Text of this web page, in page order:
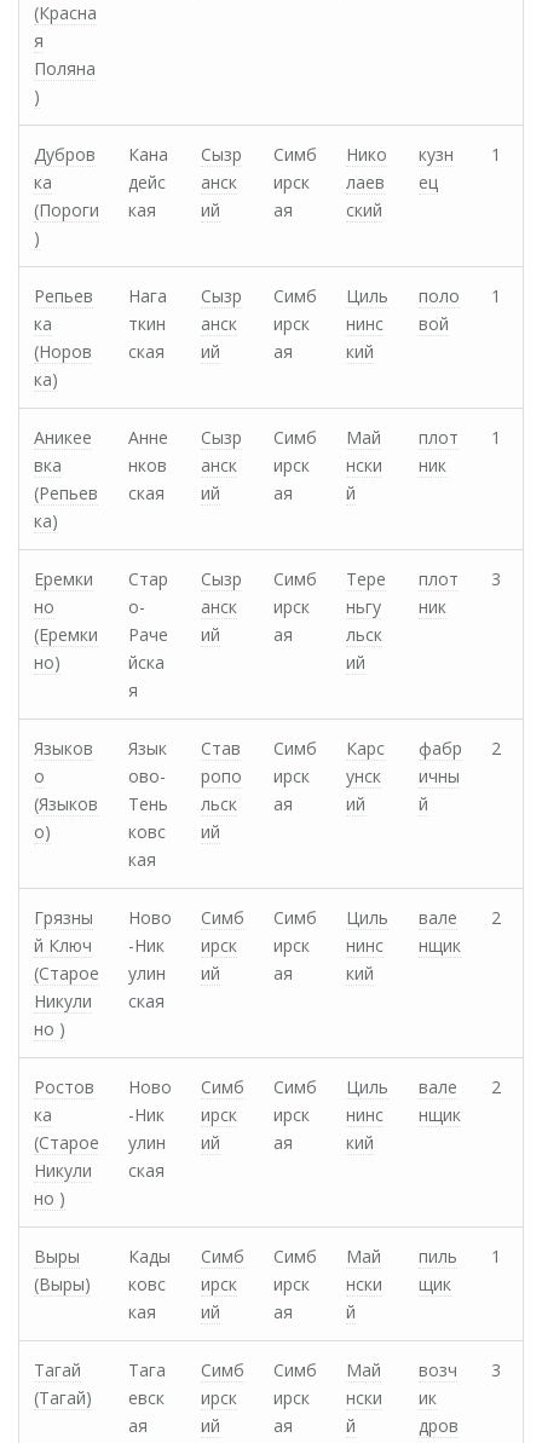
(Красна
я
Поляна
)
Дубров
ка
(Пороги
)
Кана
дейс
кая
Сызр
анск
ий
Симб
ирск
ая
Нико
лаев
ский
кузн
ец
1
Репьев
ка
(Норов
ка)
Нага
ткин
ская
Сызр
анск
ий
Симб
ирск
ая
Циль
нинс
кий
поло
вой
1
Аникее
вка
(Репьев
ка)
Анне
нков
ская
Сызр
анск
ий
Симб
ирск
ая
Май
нски
й
плот
ник
1
Еремки
но
(Еремки
но)
Стар
о-
Раче
йска
я
Сызр
анск
ий
Симб
ирск
ая
Тере
ньгу
льск
ий
плот
ник
3
Языков
о
(Языков
о)
Язык
ово-
Тень
ковс
кая
Став
ропо
льск
ий
Симб
ирск
ая
Карс
унск
ий
фабр
ичны
й
2
Грязны
й Ключ
(Старое
Никули
но )
Ново
-Ник
улин
ская
Симб
ирск
ий
Симб
ирск
ая
Циль
нинс
кий
вале
нщик
2
Ростов
ка
(Старое
Никули
но )
Ново
-Ник
улин
ская
Симб
ирск
ий
Симб
ирск
ая
Циль
нинс
кий
вале
нщик
2
Выры
(Выры)
Кады
ковс
кая
Симб
ирск
ий
Симб
ирск
ая
Май
нски
й
пиль
щик
1
Тагай
(Тагай)
Тага
евск
ая
Симб
ирск
ий
Симб
ирск
ая
Май
нски
й
возч
ик
дров
3